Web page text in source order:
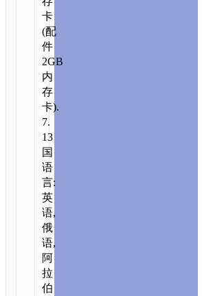
卡
(配
件
2GB
内
存
卡).
7.
13
国
语
言:
英
语,
俄
语,
阿
拉
伯